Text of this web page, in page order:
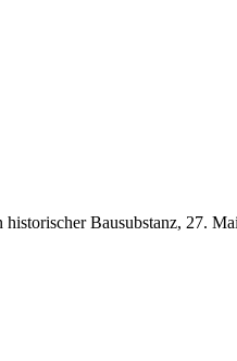
Bausubstanz, 27.